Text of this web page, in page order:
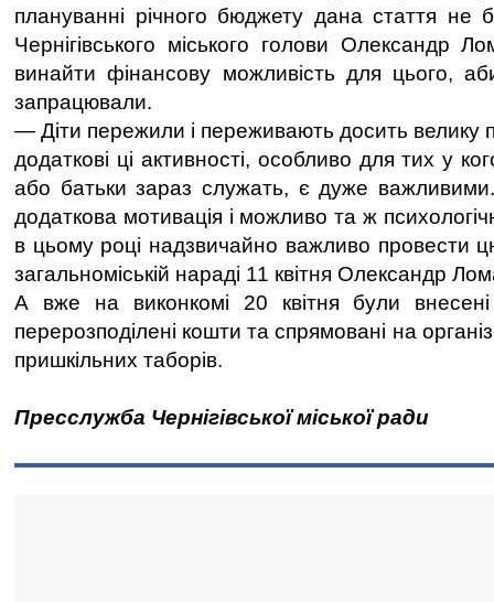
плануванні річного бюджету дана стаття не
Чернігівського міського голови Олександр
винайти фінансову можливість для цього,
запрацювали.
— Діти пережили і переживають досить велику
додаткові ці активності, особливо для тих у
або батьки зараз служать, є дуже
додаткова мотивація і можливо та ж
в цьому році надзвичайно важливо провести
загальноміській нараді 11 квітня Олександр
А вже на виконкомі 20 квітня були
перерозподілені кошти та спрямовані на
пришкільних таборів.
Пресслужба Чернігівської міської ради